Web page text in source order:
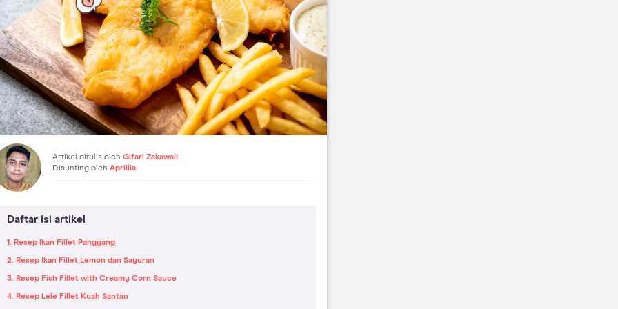
Artikel ditulis oleh Gifari Zakawali
Disunting oleh Aprillia
Daftar isi artikel
1. Resep Ikan Fillet Panggang
2. Resep Ikan Fillet Lemon dan Sayuran
3. Resep Fish Fillet with Creamy Corn Sauce
4. Resep Lele Fillet Kuah Santan